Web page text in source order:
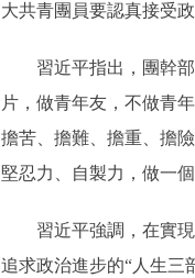
大共青團員要認真接受
習近平指出，團幹部
片，做青年友，不做青
擔苦、擔難、擔重、擔
堅忍力、自製力，做一
習近平強調，在實現
追求政治進步的“人生三